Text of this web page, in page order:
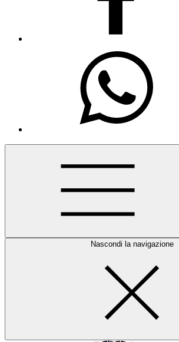
Nascondi la navigazione